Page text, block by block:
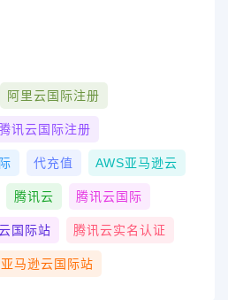
阿里云国际注册
讯云国际注册
代充值 AWS亚马逊云
腾讯云 腾讯云国际
国际站 腾讯云实名认证
马逊云国际站